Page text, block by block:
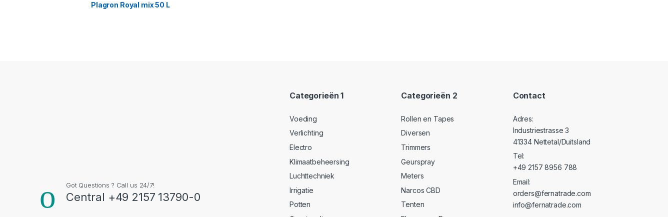
Plagron Royal mix 50 L
Got Questions ? Call us 24/7!
Central +49 2157 13790-0
Categorieën 1
Voeding
Verlichting
Electro
Klimaatbeheersing
Luchttechniek
Irrigatie
Potten
Categorieën 2
Rollen en Tapes
Diversen
Trimmers
Geurspray
Meters
Narcos CBD
Tenten
Contact
Adres:
Industriestrasse 3
41334 Nettetal/Duitsland
Tel:
+49 2157 8956 788
Email:
orders@fernatrade.com
info@fernatrade.com